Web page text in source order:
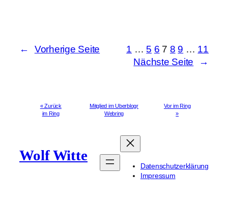
← Vorherige Seite 1 … 5 6 7 8 9 … 11
Nächste Seite
→
« Zurück
im Ring
Mitglied im Uberblogr
Webring
Vor im Ring
»
Wolf Witte
Datenschutzerklärung
Impressum